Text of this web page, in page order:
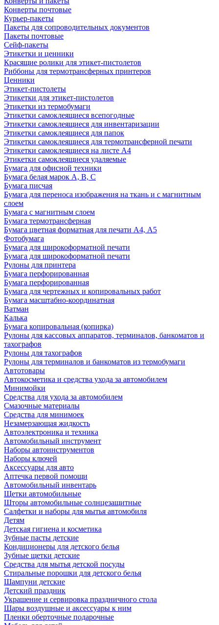
Конверты почтовые
Курьер-пакеты
Пакеты для сопроводительных документов
Пакеты почтовые
Сейф-пакеты
Этикетки и ценники
Красящие ролики для этикет-пистолетов
Риббоны для термотрансферных принтеров
Ценники
Этикет-пистолеты
Этикетки для этикет-пистолетов
Этикетки из термобумаги
Этикетки самоклеящиеся всепогодные
Этикетки самоклеящиеся для инвентаризации
Этикетки самоклеящиеся для папок
Этикетки самоклеящиеся для термотрансферной печати
Этикетки самоклеящиеся на листе А4
Этикетки самоклеящиеся удаляемые
Бумага для офисной техники
Бумага белая марок А, В, С
Бумага писчая
Бумага для переноса изображения на ткань и с магнитным
слоем
Бумага с магнитным слоем
Бумага термотрансферная
Бумага цветная форматная для печати А4, А5
Фотобумага
Бумага для широкоформатной печати
Бумага для широкоформатной печати
Рулоны для принтера
Бумага перфорированная
Бумага перфорированная
Бумага для чертежных и копировальных работ
Бумага масштабно-координатная
Ватман
Калька
Бумага копировальная (копирка)
Рулоны для кассовых аппаратов, терминалов, банкоматов и
тахографов
Рулоны для тахографов
Рулоны для терминалов и банкоматов из термобумаги
Автотовары
Автокосметика и средства ухода за автомобилем
Минимойки
Средства для ухода за автомобилем
Смазочные материалы
Средства для минимоек
Незамерзающая жидкость
Автоэлектроника и техника
Автомобильный инструмент
Наборы автоинструментов
Наборы ключей
Аксессуары для авто
Аптечка первой помощи
Автомобильный инвентарь
Щетки автомобильные
Шторы автомобильные солнцезащитные
Салфетки и наборы для мытья автомобиля
Детям
Детская гигиена и косметика
Зубные пасты детские
Кондиционеры для детского белья
Зубные щетки детские
Средства для мытья детской посуды
Стиральные порошки для детского белья
Шампуни детские
Детский праздник
Украшение и сервировка праздничного стола
Шары воздушные и аксессуары к ним
Пленки оберточные подарочные